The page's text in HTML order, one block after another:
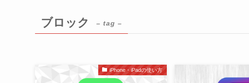
ブロック – tag –
iPhone・iPadの使い方